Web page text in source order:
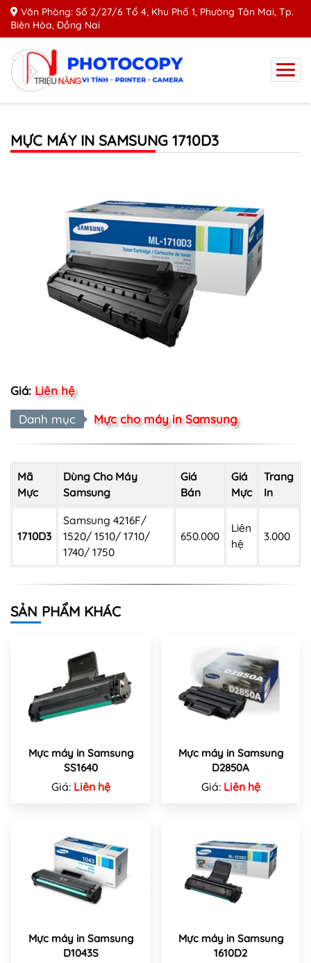
Văn Phòng: Số 2/27/6 Tổ 4, Khu Phố 1, Phường Tân Mai, Tp.
Biên Hòa, Đồng Nai
MỰC MÁY IN SAMSUNG 1710D3
Giá: Liên hệ
Danh mục
Mực cho máy in Samsung
Mã
Mực
Dùng Cho Máy
Samsung
Giá
Bán
Giá
Mực
Trang
In
1710D3
Samsung 4216F/
1520/ 1510/ 1710/
1740/ 1750
650.000
Liên
hệ
3.000
SẢN PHẨM KHÁC
Mực máy in Samsung
SS1640
Giá: Liên hệ
Mực máy in Samsung
D2850A
Giá: Liên hệ
Mực máy in Samsung
D1043S
Mực máy in Samsung
1610D2